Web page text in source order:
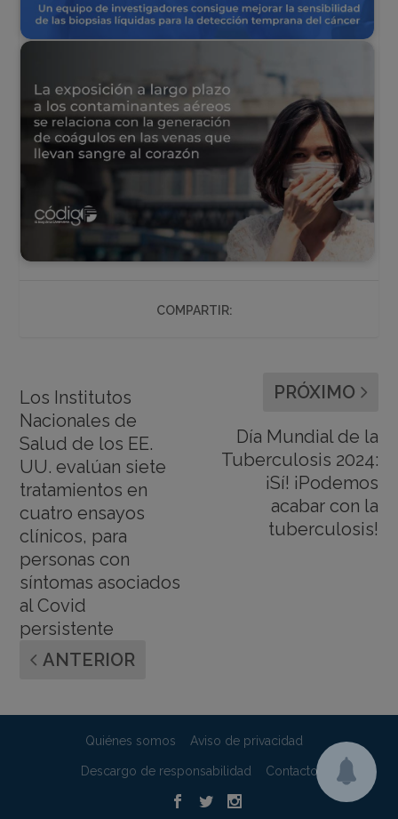
COMPARTIR:
Los Institutos
Nacionales de
Salud de los EE.
UU. evalúan siete
tratamientos en
cuatro ensayos
clínicos, para
personas con
síntomas asociados
al Covid
persistente
ANTERIOR
PRÓXIMO
Día Mundial de la
Tuberculosis 2024:
¡Sí! ¡Podemos
acabar con la
tuberculosis!
Quiénes somos Aviso de privacidad
Descargo de responsabilidad Contacto